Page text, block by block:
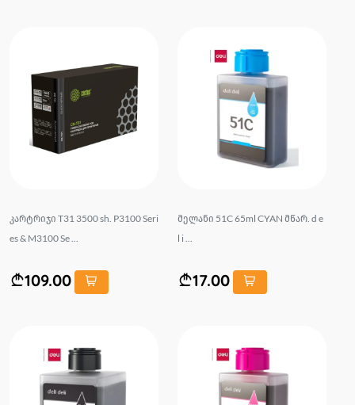
კარტრიჯი T31 3500 sh. P3100 Seri
es & M3100 Se ...
109.00
მელანი 51C 65ml CYAN მწარ. d e
l i ...
17.00